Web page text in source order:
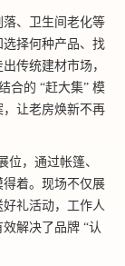
、卫生间老化等
择何种产品、找
传统建材市场，
合的 “赶大集” 模
让老房焕新不再
位，通过帐篷、
着。现场不仅展
礼活动，工作人
解决了品牌 “认